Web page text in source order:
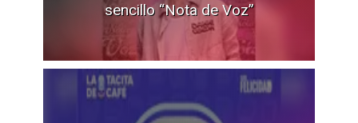
sencillo “Nota de Voz”